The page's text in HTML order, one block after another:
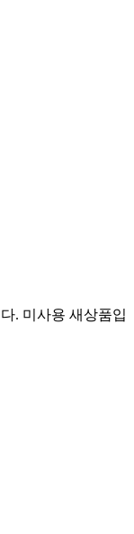
. 미사용 새상품입